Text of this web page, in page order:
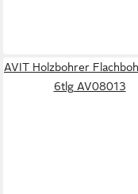
AVIT Holzbohrer
6tlg AV08013